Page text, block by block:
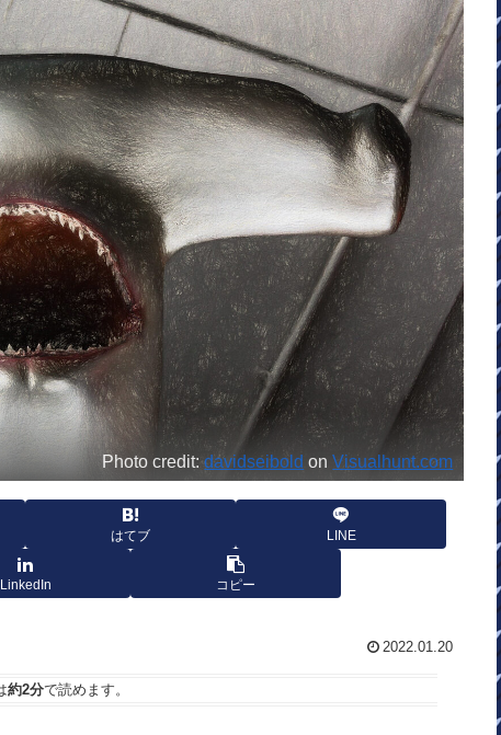
Photo credit:davidseibold onVisualhunt.com
はてブ LINE
LinkedIn コピー
2022.01.20
約2分で読めます。